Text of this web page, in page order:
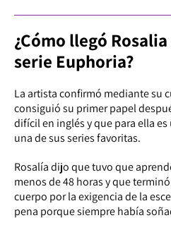
¿Cómo llegó
serie Euphoria?
La artista confirmó mediante su
consiguió su primer papel
difícil en inglés y que para ella
una de sus series favoritas.
Rosalía dijo que tuvo que
menos de 48 horas y que
cuerpo por la exigencia de la
pena porque siempre había